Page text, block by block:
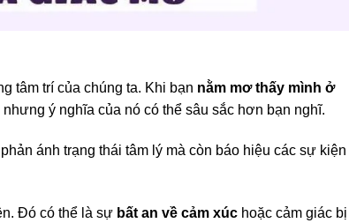
tâm trí của chúng ta. Khi bạn nằm mơ thấy mình ở
ý nghĩa của nó có thể sâu sắc hơn bạn nghĩ.
ánh trạng thái tâm lý mà còn báo hiệu các sự kiện
Đó có thể là sự bất an về cảm xúc hoặc cảm giác